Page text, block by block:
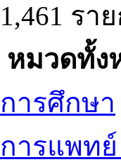
1,461 รา
หมวดทั้ง
การศึกษา
การแพท